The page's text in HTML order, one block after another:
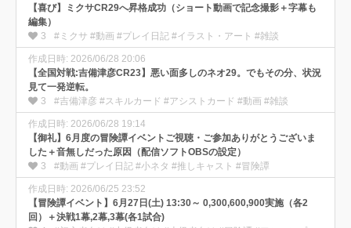
【喜び】ミクサCR29へ昇格成功（ショート動画で記念撮影＋字幕も
編集）
3
#ミクサ #動画 #プレイ日記 #イラスト・アート #雑談
作成日時: 2026/06/28 20:06
【全国対戦:吉備津彦CR23】悪い面多しのネオ29。でもその分、状況
見て一発逆転。
3
#吉備津彦 #スキルカード #アシストカード #動画 #雑談
作成日時: 2026/06/28 19:14
【御礼】6月度の冒険譚イベントご視聴・ご参加ありがとうございま
した＋音無しだった原因（配信ソフトOBSの設定）
3
#動画 #プレイ日記 #小ネタ #推しキャスト #冒険譚
作成日時: 2026/06/25 23:52
【冒険譚イベント】6月27日(土) 13:30～ 0,300,600,900実施（各2
回）＋決戦1幕,2幕,3幕(各1試合)